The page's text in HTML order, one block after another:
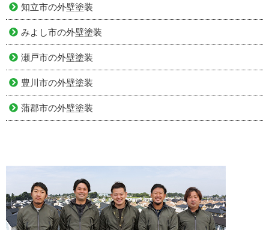
知立市の外壁塗装
みよし市の外壁塗装
瀬戸市の外壁塗装
豊川市の外壁塗装
蒲郡市の外壁塗装